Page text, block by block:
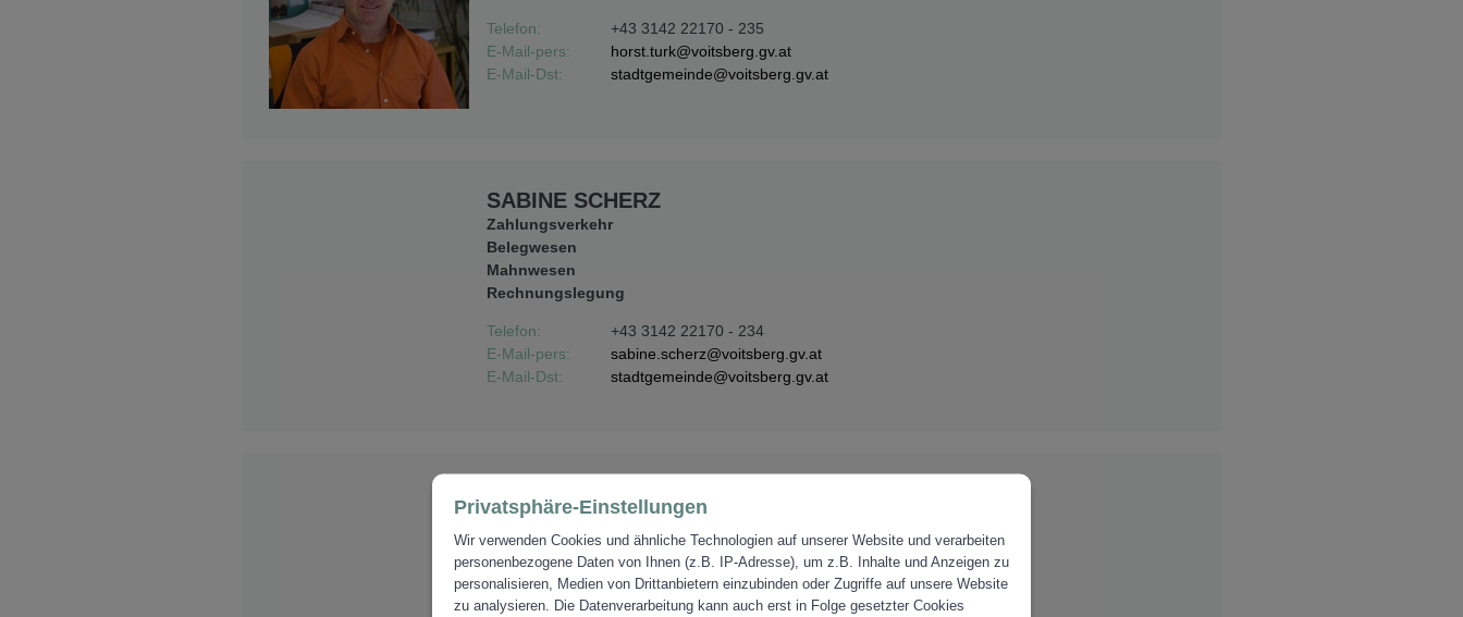
Telefon:
+43 3142 22170 - 235
E-Mail-pers:
horst.turk@voitsberg.gv.at
E-Mail-Dst:
stadtgemeinde@voitsberg.gv.at
SABINE SCHERZ
Zahlungsverkehr
Belegwesen
Mahnwesen
Rechnungslegung
Telefon:
+43 3142 22170 - 234
E-Mail-pers:
sabine.scherz@voitsberg.gv.at
E-Mail-Dst:
stadtgemeinde@voitsberg.gv.at
Zahlungsverkehr
Belegwesen
Mahnwesen
EDV-Buchhaltung
Verrechnung Sporthallenbenützung
Privatsphäre-Einstellungen
Wir verwenden Cookies und ähnliche Technologien auf unserer Website und verarbeiten
personenbezogene Daten von Ihnen (z.B. IP-Adresse), um z.B. Inhalte und Anzeigen zu
personalisieren, Medien von Drittanbietern einzubinden oder Zugriffe auf unsere Website
zu analysieren. Die Datenverarbeitung kann auch erst in Folge gesetzter Cookies